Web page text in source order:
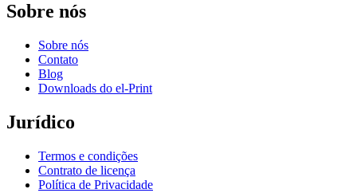
Sobre nós
Sobre nós
Contato
Blog
Downloads do el-Print
Jurídico
Termos e condições
Contrato de licença
Política de Privacidade